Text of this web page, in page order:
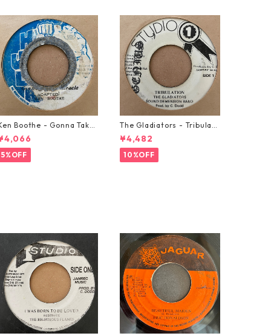
Boothe - Gonna Take
Miracle【7-21362】
5%OFF
The Gladiators - Tribulati
on【7-21365】
¥4,482
10%OFF